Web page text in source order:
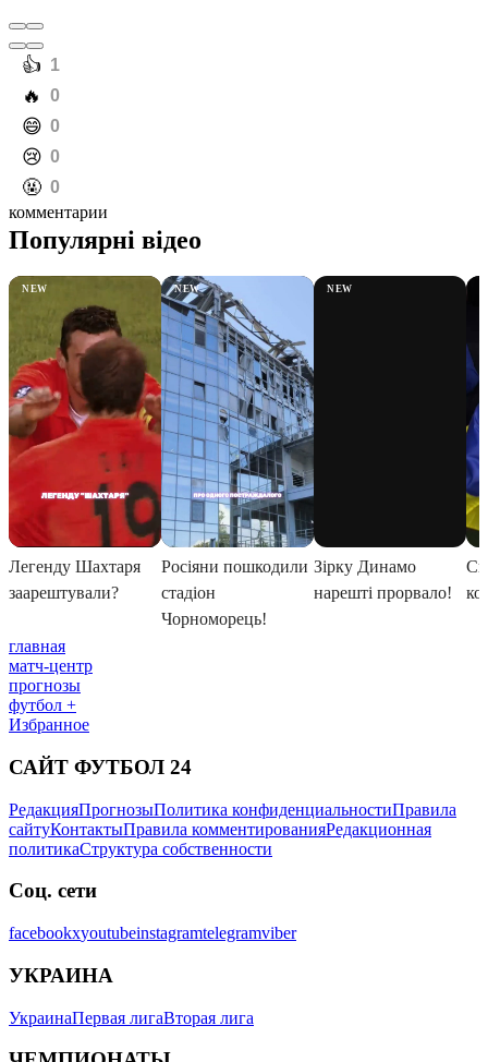
️👍 1
️🔥 0
️😄 0
️😢 0
️🤬 0
комментарии
главная
матч-центр
прогнозы
футбол +
Избранное
САЙТ ФУТБОЛ 24
РедакцияПрогнозыПолитика конфиденциальностиПравила
сайтуКонтактыПравила комментированияРедакционная
политикаСтруктура собственности
Соц. сети
facebookxyoutubeinstagramtelegramviber
УКРАИНА
УкраинаПервая лигаВторая лига